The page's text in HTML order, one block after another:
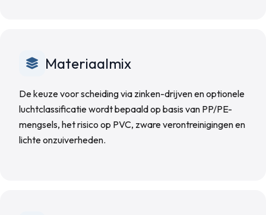
Materiaalmix
De keuze voor scheiding via zinken-drijven en optionele
luchtclassificatie wordt bepaald op basis van PP/PE-
mengsels, het risico op PVC, zware verontreinigingen en
lichte onzuiverheden.